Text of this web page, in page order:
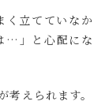
く立てていなか
…」と心配にな
えられます。